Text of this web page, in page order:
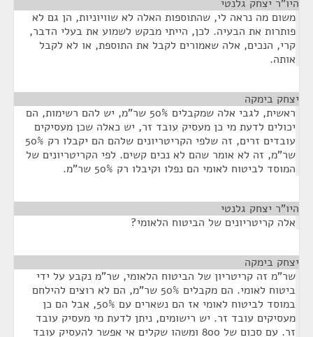
היו"ר יצחק גלנטי
משום מה נראה לי, שהתוספות האלה לא שוויוניות, הן גם לא
פותרות את הבעיה. לכן, הייתי מבקש לשמוע את בעלי הדבר,
קרי, הנכים, אלה שאמורים לקבל את התוספת, או לא לקבל
אותה.
יצחק בימקה
ראשית, לגבי אלה שמקבלים 50% שר"מ, יש להם רשימות, הם
יכולים לדעת מי כן מעסיק עובד זר, יש כאלה שכן מעסיקים
עובדים זרים, זה שלפי הקריטריונים שלהם הם יקבלו רק 50%
שר"מ, זה לא אומר שהם לא נכים קשים. לפי הקריטריונים של
המוסד לביטוח לאומי הם נפלו וקיבלו רק 50% שר"מ.
היו"ר יצחק גלנטי
אלה קריטריונים של הביטוח הלאומי?
יצחק בימקה
שר"מ זה קריטריון של הביטוח הלאומי, שר"מ נקבע על ידי
ביטוח לאומי. הם מקבלים 50% שר"מ, הם לא רוצים להילחם
במוסד לביטוח לאומי אז הם נשארים עם 50%, אבל הם כן
מעסיקים עובד זר. יש רישומים, ניתן לדעת מי מעסיק עובד
זר. עם סכום של 800 ומשהו שקלים אי אפשר להעסיק עובד